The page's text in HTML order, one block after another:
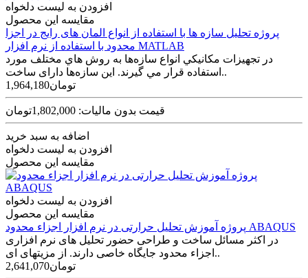
افزودن به لیست دلخواه
مقایسه این محصول
پروژه تحليل سازه ها با استفاده از انواع المان های رایج در اجزا
محدود با استفاده از نرم افزار MATLAB
در تجهيزات مکانيکي انواع سازه‌ها به روش هاي مختلف مورد
استفاده قرار مي گيرند. این سازه‌ها دارای ساخت..
1,964,180تومان
قیمت بدون مالیات: 1,802,000تومان
اضافه به سبد خرید
افزودن به لیست دلخواه
مقایسه این محصول
افزودن به لیست دلخواه
مقایسه این محصول
پروژه آموزش تحلیل حرارتی در نرم­ افزار اجزاء محدود ABAQUS
در اکثر مسائل ساخت و طراحی حضور تحلیل­ های نرم ­افزاری
اجزاء محدود جایگاه خاصی دارند. از مزیت­های ای..
2,641,070تومان